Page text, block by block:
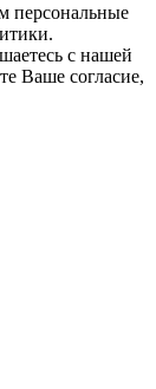
персональные
с нашей
Ваше согласие,